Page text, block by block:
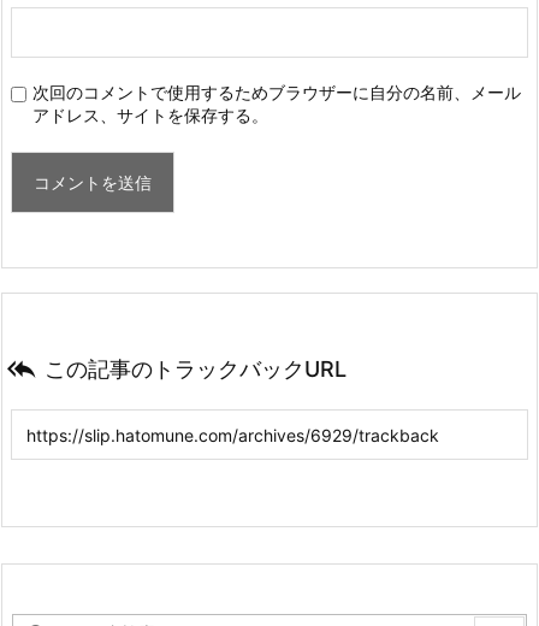
次回のコメントで使用するためブラウザーに自分の名前、メール
アドレス、サイトを保存する。
 この記事のトラックバックURL